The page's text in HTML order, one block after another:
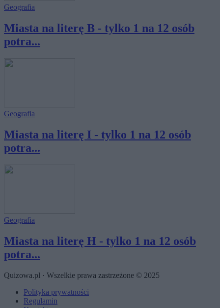
Geografia
Miasta na literę B - tylko 1 na 12 osób
potra...
Geografia
Miasta na literę I - tylko 1 na 12 osób
potra...
Geografia
Miasta na literę H - tylko 1 na 12 osób
potra...
Quizowa.pl · Wszelkie prawa zastrzeżone © 2025
Polityka prywatności
Regulamin